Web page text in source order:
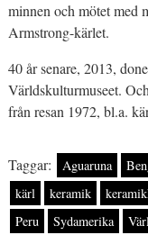
minnen och mötet med
Armstrong-kärlet.
40 år senare, 2013,
Världskulturmuseet.
från resan 1972, bl.a.
Taggar: Aguaruna
kärl
keramik
Peru
Sydamerika